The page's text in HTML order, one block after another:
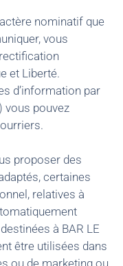
nominatif que
vous
et Liberté.
d’information par
vous pouvez
proposer des
certaines
relatives à
à BAR LE
être utilisées dans
ou de marketing ou